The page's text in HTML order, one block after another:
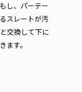
し、パーテー
スレートが汚
交換して下に
ます。